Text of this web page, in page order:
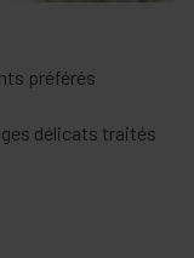
conservent leur
spécial.